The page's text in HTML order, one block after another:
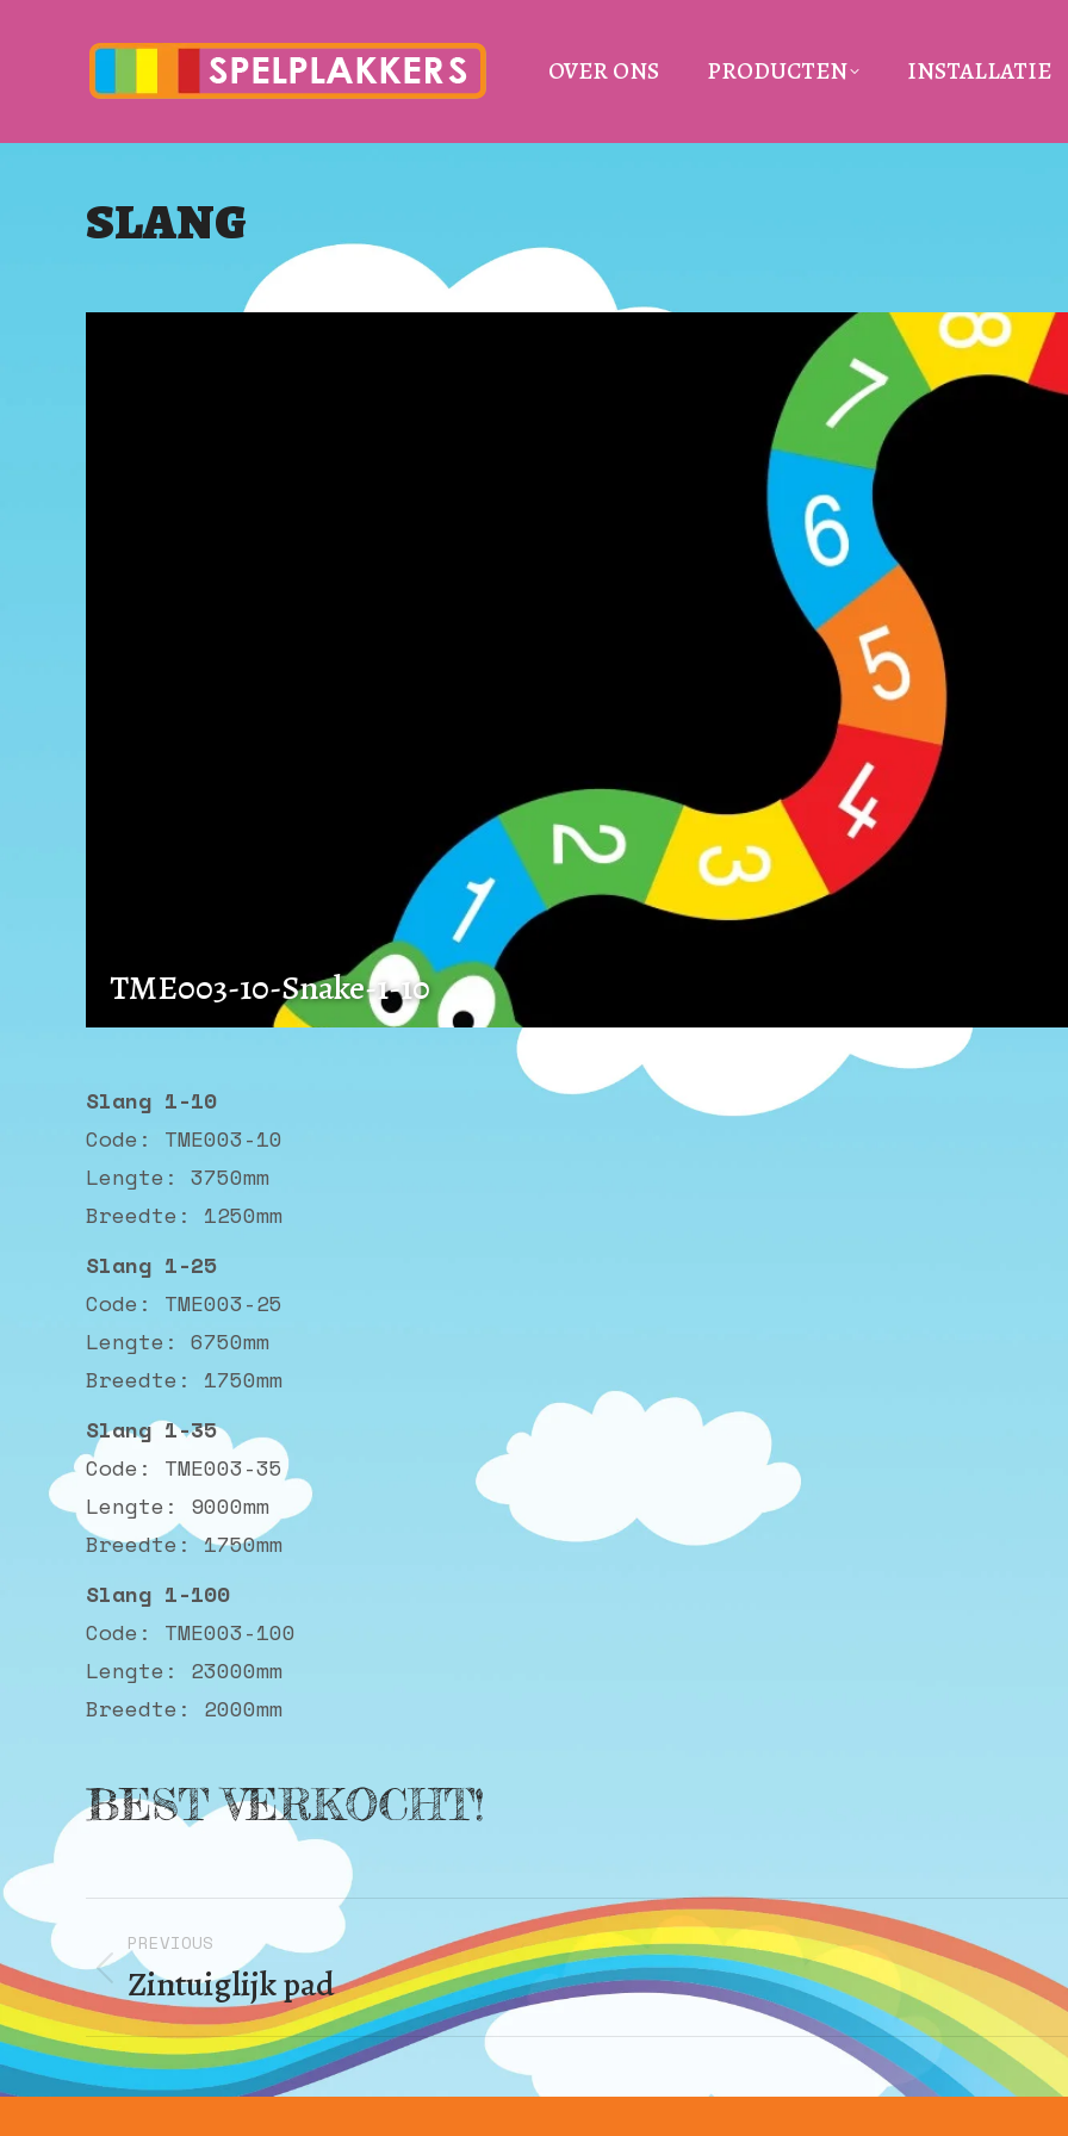
OVER ONS PRODUCTEN INSTALLATIE
SLANG
TME003-10-Snake-1-10
Slang 1-10
Code: TME003-10
Lengte: 3750mm
Breedte: 1250mm
Slang 1-25
Code: TME003-25
Lengte: 6750mm
Breedte: 1750mm
Slang 1-35
Code: TME003-35
Lengte: 9000mm
Breedte: 1750mm
Slang 1-100
Code: TME003-100
Lengte: 23000mm
Breedte: 2000mm
BEST VERKOCHT!
Album
navigation
PREVIOUS
Previous
album:
Zintuiglijk pad
Next
album: